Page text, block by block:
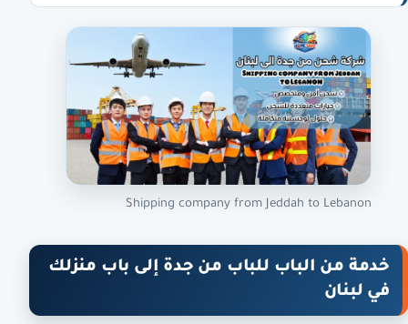
Shipping company from Jeddah to Lebanon
خدمة من الباب للباب من جدة إلى باب منزلك
في لبنان